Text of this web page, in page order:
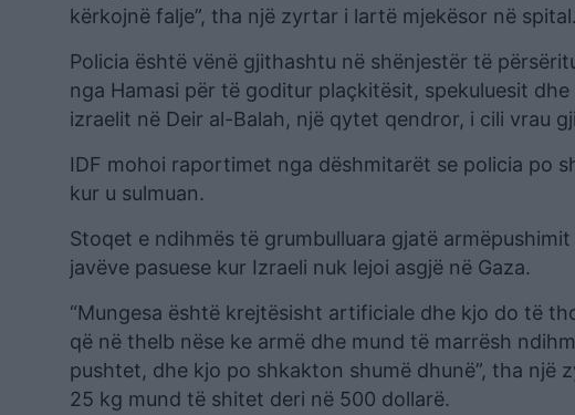
kërkojnë falje”, tha një zyrtar i lartë mjekësor në spital.
Policia është vënë gjithashtu në shënjestër të
nga Hamasi për të goditur plaçkitësit, spekuluesit
izraelit në Deir al-Balah, një qytet qendror, i cili vrau
IDF mohoi raportimet nga dëshmitarët se policia po
kur u sulmuan.
Stoqet e ndihmës të grumbulluara gjatë
javëve pasuese kur Izraeli nuk lejoi asgjë në Gaza.
“Mungesa është krejtësisht artificiale dhe kjo do të
që në thelb nëse ke armë dhe mund të marrësh
pushtet, dhe kjo po shkakton shumë dhunë”, tha një
25 kg mund të shitet deri në 500 dollarë.